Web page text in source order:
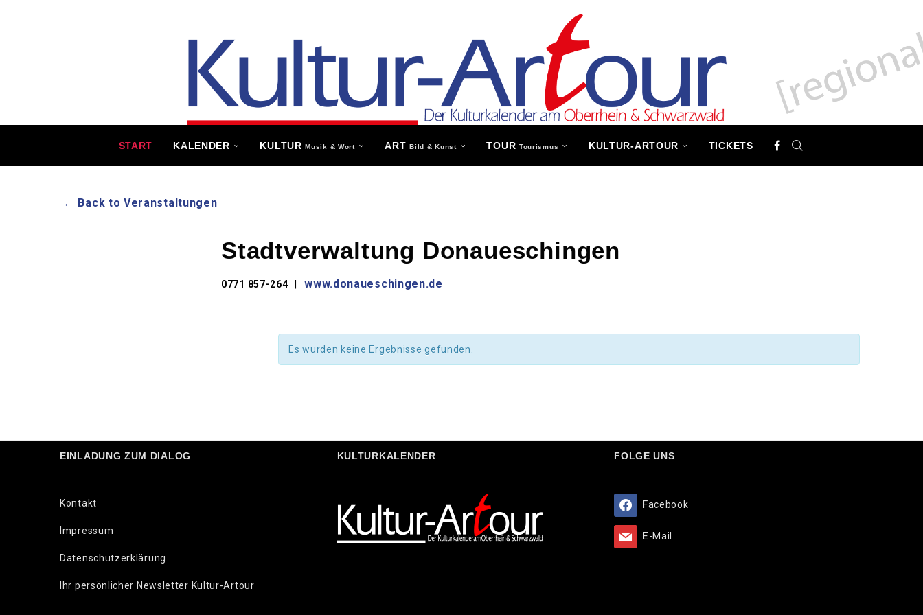
START KALENDER KULTURMusik & Wort ARTBild & Kunst TOUR Tourismus KULTUR-ARTOUR TICKETS
← Back to Veranstaltungen
Stadtverwaltung Donaueschingen
0771 857-264 | www.donaueschingen.de
Es wurden keine Ergebnisse gefunden.
EINLADUNG ZUM DIALOG
Kontakt
Impressum
Datenschutzerklärung
Ihr persönlicher Newsletter Kultur-Artour
KULTURKALENDER FOLGE UNS
Facebook
E-Mail